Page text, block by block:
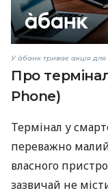
У àбанк триває акція
Про
Phone)
Термінал у
переважно
власного
зазвичай не